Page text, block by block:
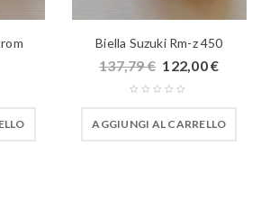
Biella Suzuki Rm-z 450
137,79€ 122,00€
AGGIUNGI AL CARRELLO